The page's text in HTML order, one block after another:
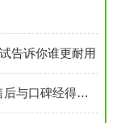
告诉你谁更耐用
国标法兰毛坯采购必看：哪家厂家的售后与口碑经得起考验？